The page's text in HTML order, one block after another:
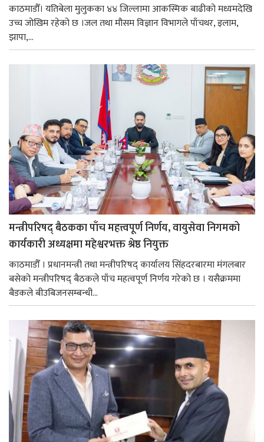
काठमाडौँ। यतिबेला मुलुकका ४४ जिल्लामा आकस्मिक बाढीको मध्यमदेखि
उच्च जोखिम रहेको छ ।जल तथा मौसम विज्ञान विभागले पाँचथर, इलाम,
झापा,...
मन्त्रीपरिषद् बैठकका पाँच महत्त्वपूर्ण निर्णय, वायुसेवा निगमको
कार्यकारी अध्यक्षमा महेश्वरभक्त श्रेष्ठ नियुक्त
काठमाडौँ । प्रधानमन्त्री तथा मन्त्रीपरिषद् कार्यालय सिंहदरबारमा मंगलबार
बसेको मन्त्रीपरिषद् बैठकले पाँच महत्वपूर्ण निर्णय गरेको छ । यसैक्रममा
बैडकले बीउबिजनसम्बन्धी...